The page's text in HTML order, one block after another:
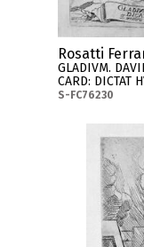
Rosatti
GLADIVM.
CARD: DICTAT
S-FC76230